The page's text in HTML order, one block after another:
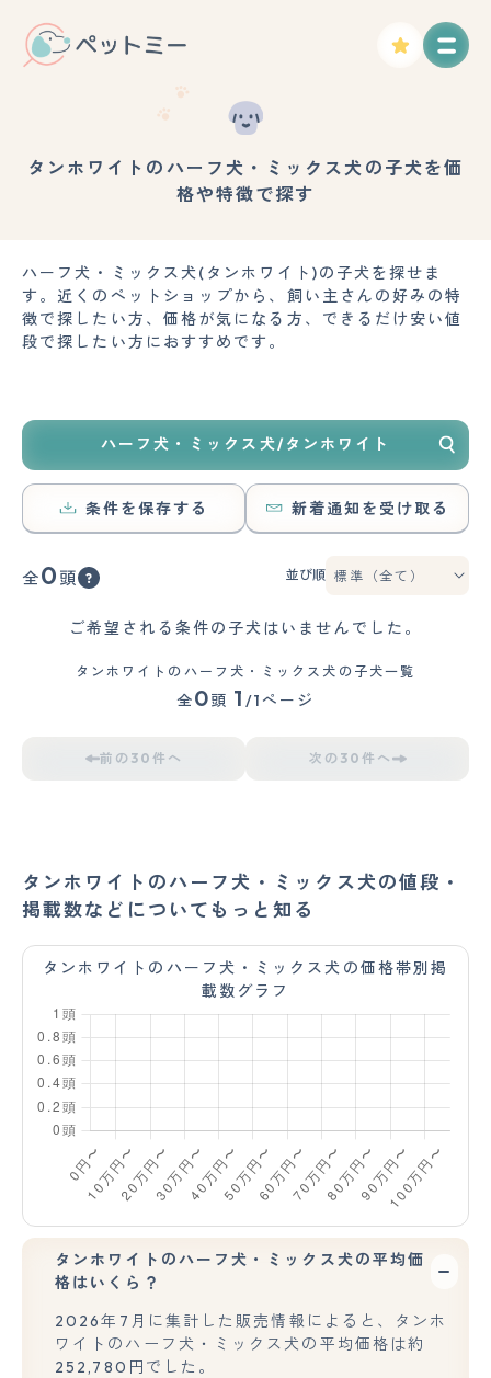
タンホワイトのハーフ犬・ミックス犬の子犬を価
格や特徴で探す
ハーフ犬・ミックス犬(タンホワイト)の子犬を探せま
す。近くのペットショップから、飼い主さんの好みの特
徴で探したい方、価格が気になる方、できるだけ安い値
段で探したい方におすすめです。
ハーフ犬・ミックス犬/タンホワイト
条件を保存する 新着通知を受け取る
全0 頭 並び順
ご希望される条件の子犬はいませんでした。
タンホワイトのハーフ犬・ミックス犬の子犬一覧
全0頭 1 /1ページ
前の30件へ 次の30件へ
タンホワイトのハーフ犬・ミックス犬の値段・
掲載数などについてもっと知る
タンホワイトのハーフ犬・ミックス犬の価格帯別掲
載数グラフ
タンホワイトのハーフ犬・ミックス犬の平均価
格はいくら？
2026年7月に集計した販売情報によると、タンホ
ワイトのハーフ犬・ミックス犬の平均価格は約
252,780円でした。